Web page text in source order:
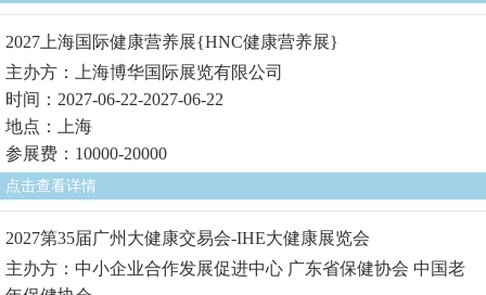
2027上海国际健康营养展{HNC健康营养展}
主办方：上海博华国际展览有限公司
时间：2027-06-22-2027-06-22
地点：上海
参展费：10000-20000
点击查看详情
2027第35届广州大健康交易会-IHE大健康展览会
主办方：中小企业合作发展促进中心 广东省保健协会 中国老